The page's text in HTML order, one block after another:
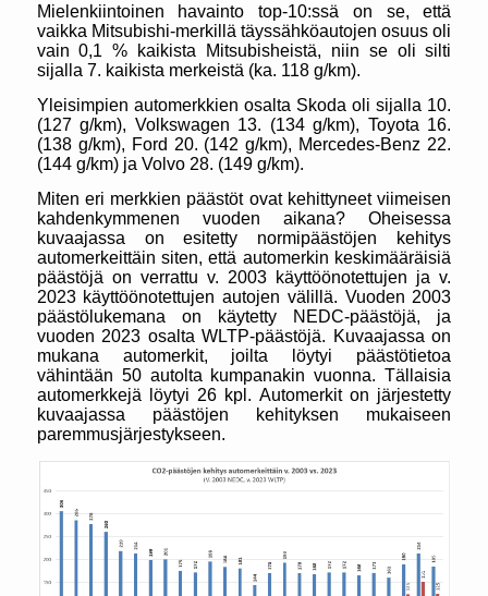
Mielenkiintoinen havainto top-10:ssä on se, että
vaikka Mitsubishi-merkillä täyssähköautojen osuus oli
vain 0,1 % kaikista Mitsubisheistä, niin se oli silti
sijalla 7. kaikista merkeistä (ka. 118 g/km).
Yleisimpien automerkkien osalta Skoda oli sijalla 10.
(127 g/km), Volkswagen 13. (134 g/km), Toyota 16.
(138 g/km), Ford 20. (142 g/km), Mercedes-Benz 22.
(144 g/km) ja Volvo 28. (149 g/km).
Miten eri merkkien päästöt ovat kehittyneet viimeisen
kahdenkymmenen vuoden aikana? Oheisessa
kuvaajassa on esitetty normipäästöjen kehitys
automerkeittäin siten, että automerkin keskimääräisiä
päästöjä on verrattu v. 2003 käyttöönotettujen ja v.
2023 käyttöönotettujen autojen välillä. Vuoden 2003
päästölukemana on käytetty NEDC-päästöjä, ja
vuoden 2023 osalta WLTP-päästöjä. Kuvaajassa on
mukana automerkit, joilta löytyi päästötietoa
vähintään 50 autolta kumpanakin vuonna. Tällaisia
automerkkejä löytyi 26 kpl. Automerkit on järjestetty
kuvaajassa päästöjen kehityksen mukaiseen
paremmusjärjestykseen.